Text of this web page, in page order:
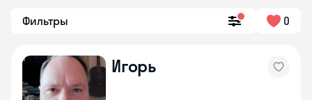
Фильтры 0
Игорь